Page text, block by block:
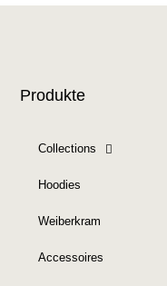
Produkte
Collections
Hoodies
Weiberkram
Accessoires